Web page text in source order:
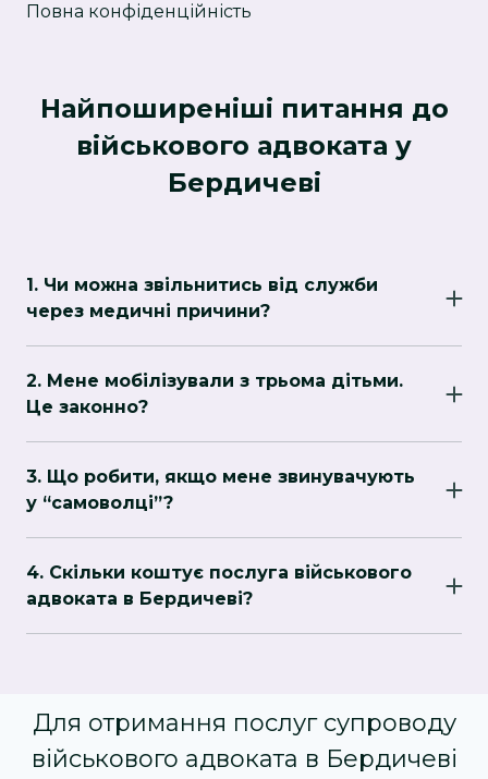
Повна конфіденційність
Найпоширеніші питання до
військового адвоката у
Бердичеві
1. Чи можна звільнитись від служби
через медичні причини?
довести непридатність.
2. Мене мобілізували з трьома дітьми.
Це законно?
3. Що робити, якщо мене звинувачують
у “самоволці”?
ваші інтереси в суді.
4. Скільки коштує послуга військового
адвоката в Бердичеві?
Для отримання послуг супроводу
військового адвоката в Бердичеві